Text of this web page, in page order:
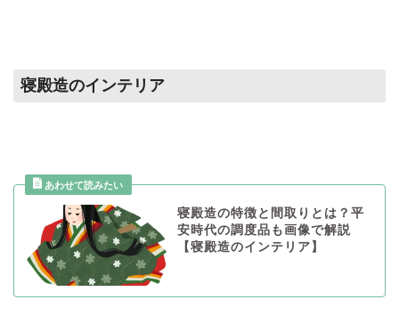
寝殿造のインテリア
寝殿造の特徴と間取りとは？平
安時代の調度品も画像で解説
【寝殿造のインテリア】